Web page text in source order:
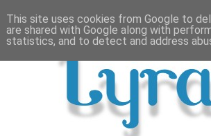
This site uses cookies from Google to
are shared with Google along with
statistics, and to detect and address